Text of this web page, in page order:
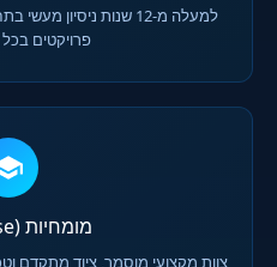
למעלה מ-12 שנות ניסיון
פרויקטים
מומחיות (Expertise)
צוות מקצועי מוסמך, ציוד מתקדם